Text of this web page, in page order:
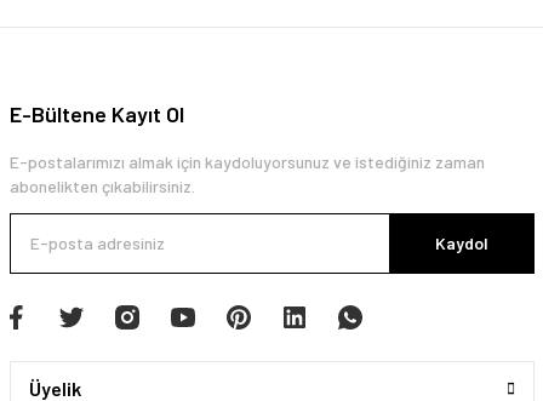
E-Bültene Kayıt Ol
E-postalarımızı almak için kaydoluyorsunuz ve istediğiniz zaman
abonelikten çıkabilirsiniz.
Kaydol
Üyelik